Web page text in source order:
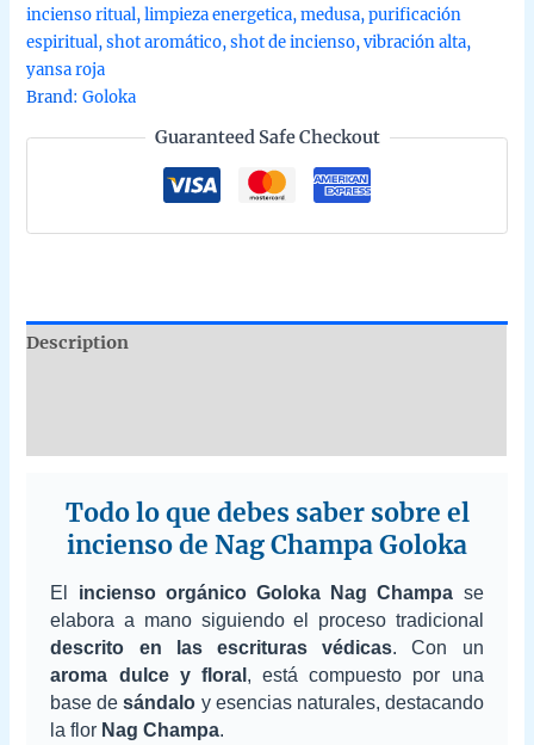
masala
en
12
unidades
de
incienso ritual,limpieza energetica,medusa,purificación
espiritual,shot aromático,shot de incienso,vibración alta,
yansa roja
Brand:Goloka
Guaranteed Safe Checkout
Description
Todo lo que debes saber sobre el
incienso de Nag Champa Goloka
El incienso orgánico Goloka Nag Champa se
elabora a mano siguiendo el proceso tradicional
descrito en las escrituras védicas. Con un
aroma dulce y floral , está compuesto por una
base desándalo y esencias naturales, destacando
la flor Nag Champa.